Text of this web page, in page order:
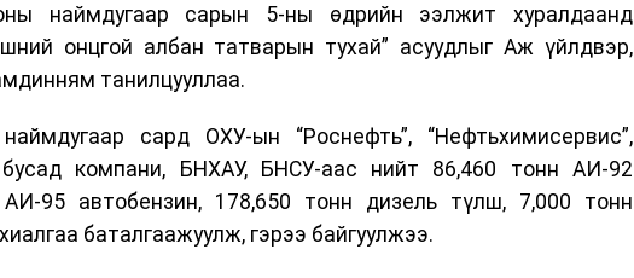
наймдугаар сарын 5-ны өдрийн ээлжит хуралдаанд
онцгой албан татварын тухай” асуудлыг Аж үйлдвэр,
танилцууллаа.
сард ОХУ-ын “Роснефть”, “Нефтьхимисервис”,
бусад компани, БНХАУ, БНСУ-аас нийт 86,460 тонн АИ-92
95 автобензин, 178,650 тонн дизель түлш, 7,000 тонн
баталгаажуулж, гэрээ байгуулжээ.